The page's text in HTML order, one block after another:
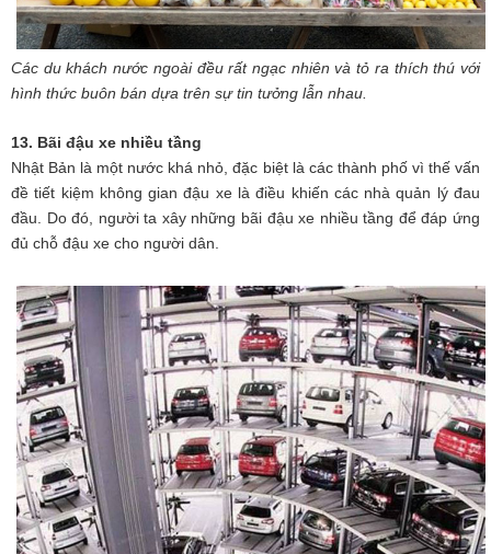
Các du khách nước ngoài đều rất ngạc nhiên và tỏ ra thích thú với
hình thức buôn bán dựa trên sự tin tưởng lẫn nhau.
13. Bãi đậu xe nhiều tầng
Nhật Bản là một nước khá nhỏ, đặc biệt là các thành phố vì thế vấn
đề tiết kiệm không gian đậu xe là điều khiến các nhà quản lý đau
đầu. Do đó, người ta xây những bãi đậu xe nhiều tầng để đáp ứng
đủ chỗ đậu xe cho người dân.